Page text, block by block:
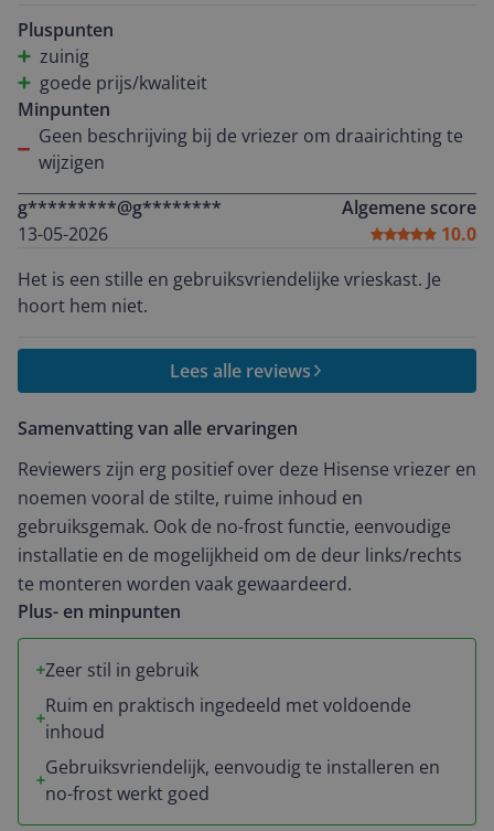
vriezer.
Pluspunten
zuinig
goede prijs/kwaliteit
Minpunten
Geen beschrijving bij de vriezer om draairichting te
wijzigen
g*********@g********
13-05-2026
Algemene score
10.0
Het is een stille en gebruiksvriendelijke vrieskast. Je
hoort hem niet.
Lees alle reviews
Samenvatting van alle ervaringen
Reviewers zijn erg positief over deze Hisense vriezer en
noemen vooral de stilte, ruime inhoud en
gebruiksgemak. Ook de no-frost functie, eenvoudige
installatie en de mogelijkheid om de deur links/rechts
te monteren worden vaak gewaardeerd.
Plus- en minpunten
Zeer stil in gebruik
Ruim en praktisch ingedeeld met voldoende
inhoud
Gebruiksvriendelijk, eenvoudig te installeren en
no-frost werkt goed